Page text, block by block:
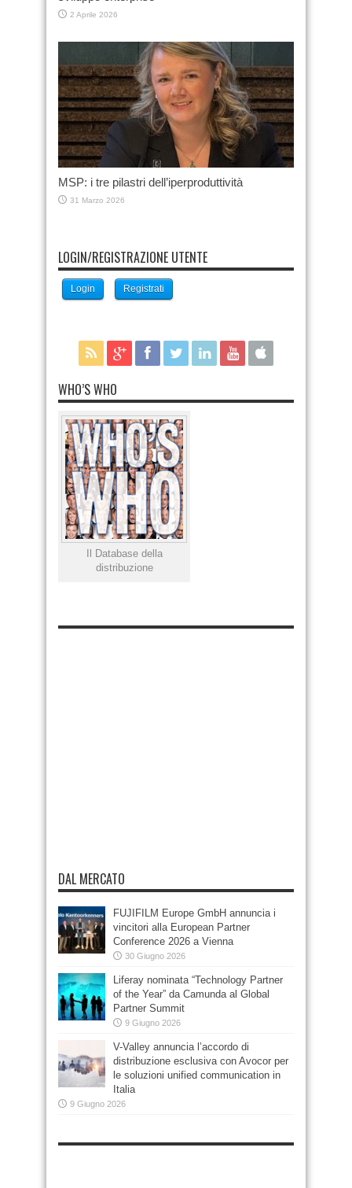
2 Aprile 2026
MSP: i tre pilastri dell’iperproduttività
31 Marzo 2026
LOGIN/REGISTRAZIONE UTENTE
Login Registrati
WHO’S WHO
Il Database della
distribuzione
DAL MERCATO
FUJIFILM Europe GmbH annuncia i
vincitori alla European Partner
Conference 2026 a Vienna
30 Giugno 2026
Liferay nominata “Technology Partner
of the Year” da Camunda al Global
Partner Summit
9 Giugno 2026
V-Valley annuncia l’accordo di
distribuzione esclusiva con Avocor per
le soluzioni unified communication in
Italia
9 Giugno 2026